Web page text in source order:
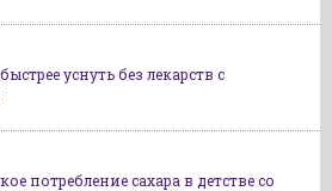
уснуть без лекарств с
потребление сахара в детстве со